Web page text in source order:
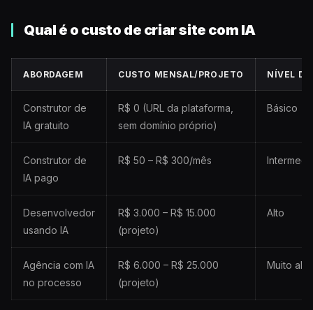
Qual é o custo de criar site com IA
ABORDAGEM CUSTO MENSAL/PROJETO NÍVEL
Construtor de
IA gratuito
R$ 0 (URL da plataforma,
sem domínio próprio)
Básico
Construtor de
IA pago
R$ 50 – R$ 300/mês
Desenvolvedor
usando IA
R$ 3.000 – R$ 15.000
(projeto)
Alto
Agência com IA
no processo
R$ 6.000 – R$ 25.000
(projeto)
Muito alto